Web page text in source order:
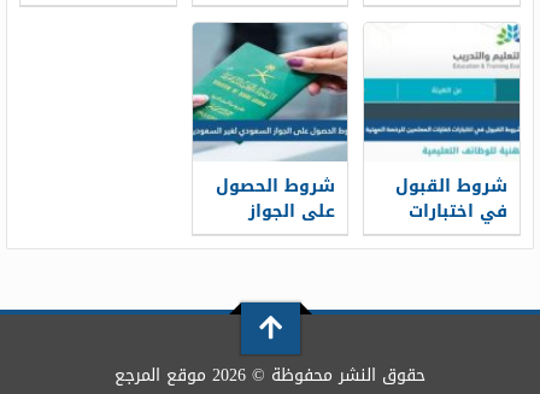
العسكرية
للثانوية 1448
الجديد 1448 جميل 1448
شروط القبول
في اختبارات
كفايات
1448
شروط الحصول
على الجواز
السعودي لغير
حقوق النشر محفوظة © 2026 موقع المرجع